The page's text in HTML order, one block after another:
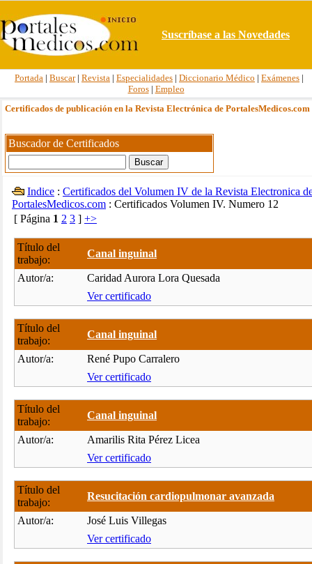
Suscríbase a las Novedades
Portada | Buscar| Revista | Especialidades | Diccionario Médico | Exámenes |
Foros| Empleo
Certificados de publicación en la Revista Electrónica de PortalesMedicos.com
Buscador de Certificados
Indice : Certificados del Volumen IV de la Revista Electronica
PortalesMedicos.com : Certificados Volumen IV. Numero 12
[ Página 1 2 3 ] +>
Título del
trabajo:
Canal inguinal
Autor/a:
Caridad Aurora Lora Quesada
Ver certificado
Título del
trabajo:
Canal inguinal
Autor/a:
René Pupo Carralero
Ver certificado
Título del
trabajo:
Canal inguinal
Autor/a:
Amarilis Rita Pérez Licea
Ver certificado
Título del
trabajo:
Resucitación cardiopulmonar avanzada
Autor/a:
José Luis Villegas
Ver certificado